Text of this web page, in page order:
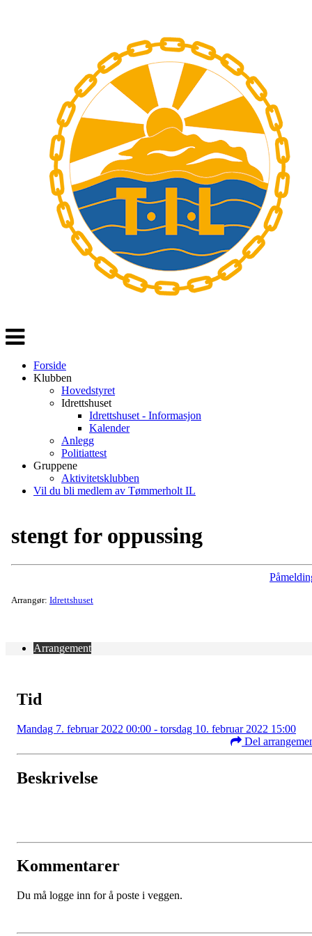
Veksle
navigasjon
Forside
Klubben
Hovedstyret
Idrettshuset
Idrettshuset - Informasjon
Kalender
Anlegg
Politiattest
Gruppene
Aktivitetsklubben
Vil du bli medlem av Tømmerholt IL
stengt for oppussing
Arrangør: Idrettshuset
Arrangement
Tid
Mandag 7. februar 2022 00:00 - torsdag 10. februar 2022 15:00
Del
Beskrivelse
Kommentarer
Du må logge inn for å poste i veggen.